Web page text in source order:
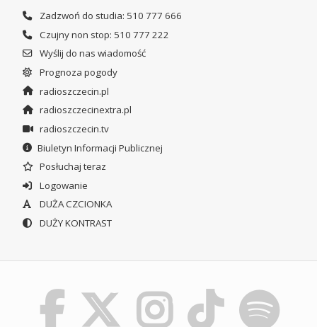
Zadzwoń do studia: 510 777 666
Czujny non stop: 510 777 222
Wyślij do nas wiadomość
Prognoza pogody
radioszczecin.pl
radioszczecinextra.pl
radioszczecin.tv
Biuletyn Informacji Publicznej
Posłuchaj teraz
Logowanie
DUŻA CZCIONKA
DUŻY KONTRAST